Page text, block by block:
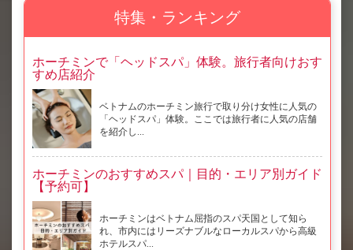
特集・ランキング
ホーチミンで「ヘッドスパ」体験。旅行者向けおす
すめ店紹介
ベトナムのホーチミン旅行で取り分け女性に人気の
「ヘッドスパ」体験。ここでは旅行者に人気の店舗
を紹介し...
ホーチミンのおすすめスパ｜目的・エリア別ガイド
【予約可】
ホーチミンはベトナム屈指のスパ天国として知ら
れ、市内にはリーズナブルなローカルスパから高級
ホテルスパ...